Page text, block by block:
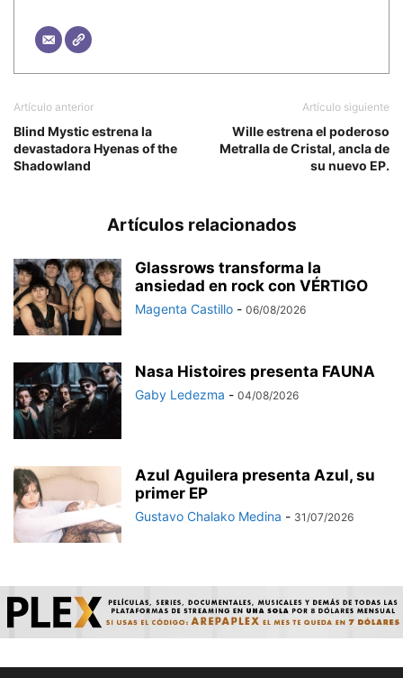
Artículo anterior
Blind Mystic estrena la
devastadora Hyenas of the
Shadowland
Artículo siguiente
Wille estrena el poderoso
Metralla de Cristal, ancla de
su nuevo EP.
Artículos relacionados
Glassrows transforma la
ansiedad en rock con VÉRTIGO
Magenta Castillo - 06/08/2026
Nasa Histoires presenta FAUNA
Gaby Ledezma - 04/08/2026
Azul Aguilera presenta Azul, su
primer EP
Gustavo Chalako Medina - 31/07/2026